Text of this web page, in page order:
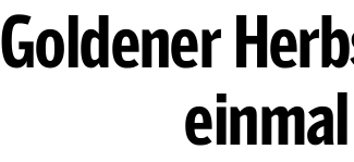
Goldener